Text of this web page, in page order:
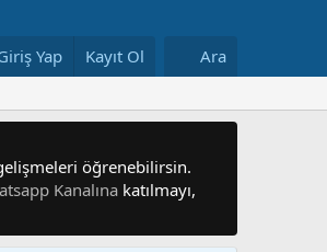
Yap Kayıt Ol Ara
öğrenebilirsin.
Kanalına katılmayı,